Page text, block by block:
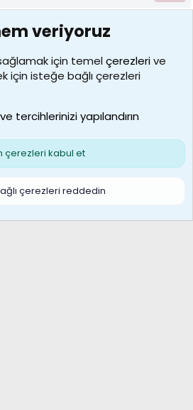
S
veriyoruz
için temelçerezlerive
için isteğe bağlı çerezleri
tercihlerinizi yapılandırın
çerezleri kabul et
çerezleri reddedin